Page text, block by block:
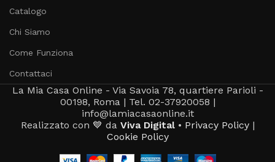
Catalogo
Chi Siamo
Come Funziona
Contattaci
La Mia Casa Online - Via Savoia 78, quartiere Parioli -
00198, Roma | Tel. 02-37920058 |
info@lamiacasaonline.it
Realizzato con 💙 da Viva Digital• Privacy Policy|
Cookie Policy